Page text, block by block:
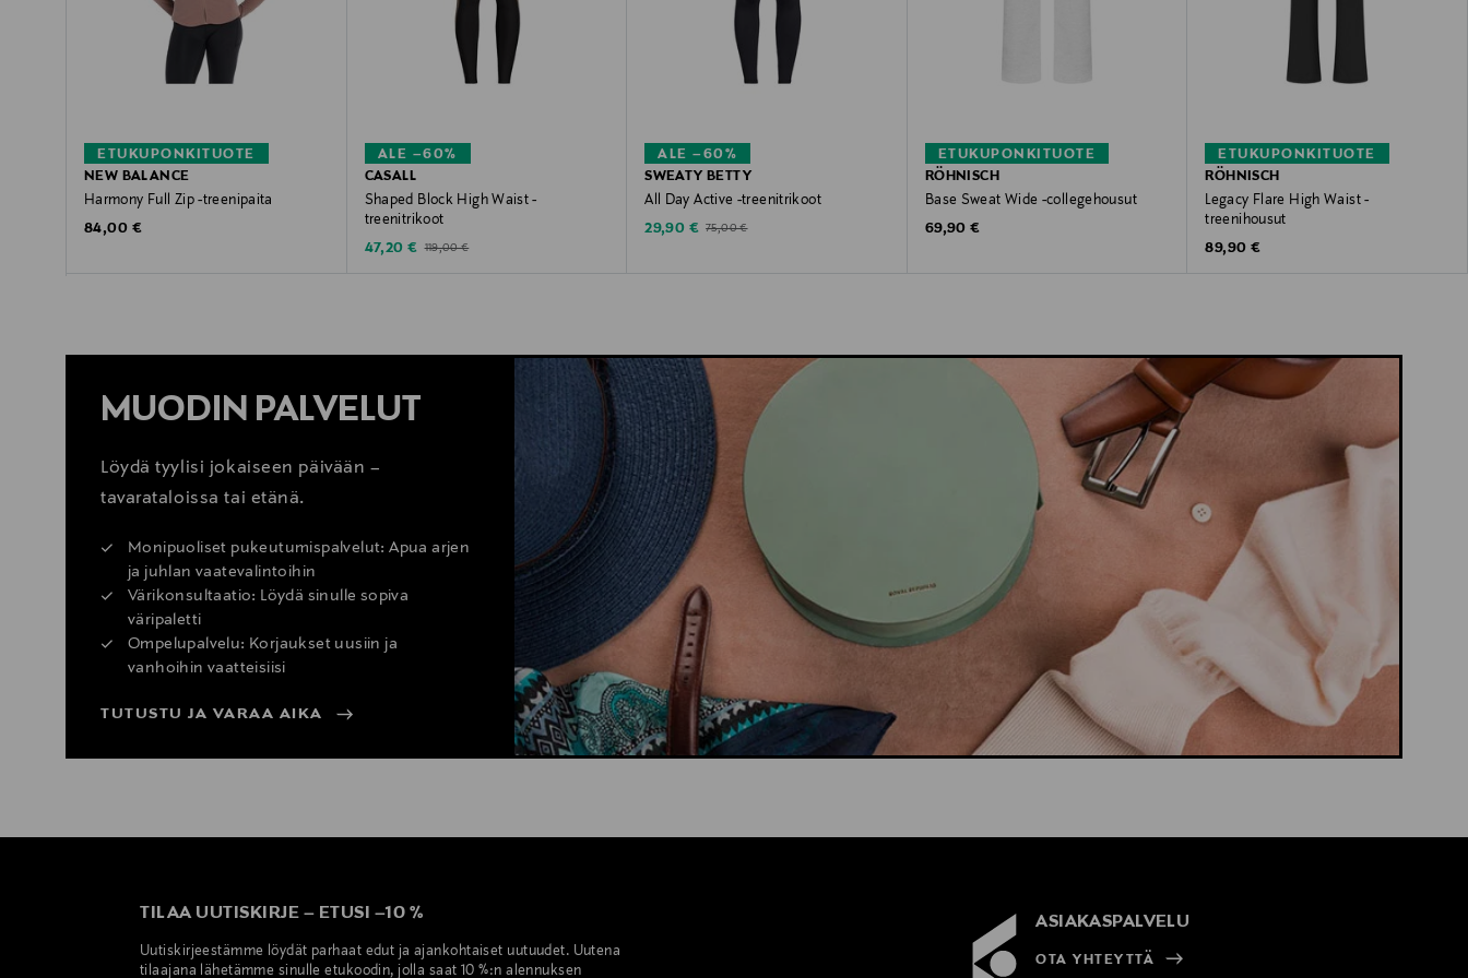
ETUKUPONKITUOTE
NEW BALANCE
Harmony Full Zip -treenipaita
Original Price
84,00 €
ALE –60%
CASALL
Shaped Block High Waist -
treenitrikoot
Discounted Price
47,20 € Original Price
119,00 €
ALE –60%
SWEATY BETTY
All Day Active -treenitrikoot
Discounted Price
29,90 € Original Price
75,00 €
ETUKUPONKITUOTE
RÖHNISCH
Base Sweat Wide -collegehousut
Original Price
69,90 €
ETUKUPONKITUOTE
RÖHNISCH
Legacy Flare High Waist -
treenihousut
Original Price
89,90 €
MUODIN PALVELUT
Löydä tyylisi jokaiseen päivään –
tavarataloissa tai etänä.
Monipuoliset pukeutumispalvelut: Apua arjen
ja juhlan vaatevalintoihin
Värikonsultaatio: Löydä sinulle sopiva
väripaletti
Ompelupalvelu: Korjaukset uusiin ja
vanhoihin vaatteisiisi
TUTUSTU JA VARAA AIKA
TILAA UUTISKIRJE – ETUSI –10 %
Uutiskirjeestämme löydät parhaat edut ja ajankohtaiset uutuudet. Uutena
tilaajana lähetämme sinulle etukoodin, jolla saat 10 %:n alennuksen
ASIAKASPALVELU
OTA YHTEYTTÄ